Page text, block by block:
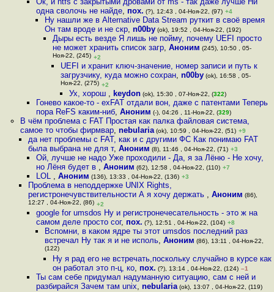
одна сволочь не найде, пох. (?), 12:43 , 04-Ноя-22, (97) +4
Ну нашли же в Alternative Data Stream руткит в своё время
Он там вроде и не скр, n00by(ok), 19:52 , 04-Ноя-22, (192)
Дыры есть везде Я лишь не пойму, почему UEFI просто
не может хранить список загр, Аноним (245), 10:50 , 05-
Ноя-22, (245) +2
UEFI и хранит ключ-значение, номер записи и путь к
загрузчику, куда можно сохран,n00by (ok), 16:58 , 05-
Ноя-22, (275) +2
Ух, хорош , keydon(ok), 15:30 , 07-Ноя-22, (322)
Гонево какое-то - exFAT отдали вон, даже с патентами Теперь
пора ReFS каким-ниб,Аноним (-), 04:26 , 11-Ноя-22, (329)
В чём проблема с FAT Простая как палка файловая система,
самое то чтобы фирмвар, nebularia(ok), 10:59 , 04-Ноя-22, (51) +9
да нет проблемы с FAT, как и с другими ФС Как понимаю FAT
была выбрана не для т, Аноним (8), 11:46 , 04-Ноя-22, (71) +3
Ой, лучше не надо Уже проходили - Да, я за Лёню - Не хочу,
но Лёня будет в ,Аноним (62), 12:58 , 04-Ноя-22, (110) +7
LOL ,Аноним (136), 13:33 , 04-Ноя-22, (136) +3
Проблема в неподдержке UNIX Rights,
регистронечувствительности А я хочу держать , Аноним (86),
12:27 , 04-Ноя-22, (86) +2
google for umsdos Ну и регистронечесательность - это ж на
самом деле просто сог, пох. (?), 12:51 , 04-Ноя-22, (104) +8
Вспомни, в каком ядре ты этот umsdos последний раз
встречал Ну так я и не исполь, Аноним (86), 13:11 , 04-Ноя-22,
(122)
Ну я рад его не встречать,поскольку случайно в курсе как
он работал это п-ц, ко, пох. (?), 13:14 , 04-Ноя-22, (124) –1
Ты сам себе придумал надуманную ситуацию, сам с ней и
разбирайся Зачем там unix,nebularia (ok), 13:07 , 04-Ноя-22, (119)